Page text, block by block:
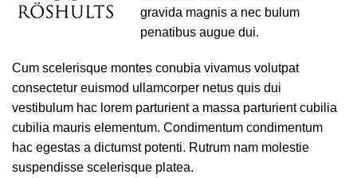
gravida magnis a nec bulum
penatibus augue dui.
Cum scelerisque montes conubia vivamus volutpat
consectetur euismod ullamcorper netus quis dui
vestibulum hac lorem parturient a massa parturient cubilia
cubilia mauris elementum. Condimentum condimentum
hac egestas a dictumst potenti. Rutrum nam molestie
suspendisse scelerisque platea.